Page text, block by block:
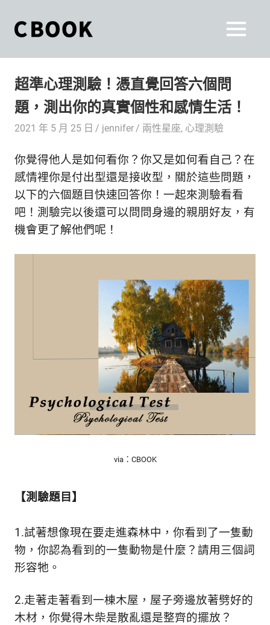
content
和
你
一
活
出
自
己
的
生
活
態
度
World.」
是
貼
近
你/
妳
生
活
雜
流、
星
奇
新
內
讓
獨
MENU
超準心理測驗！憑直覺回答六個問
題，測出你的真實個性和感情生活！
2021 年 5 月 25 日 jennifer 兩性星座, 心理測驗
你覺得他人是如何看你？你又是如何看自己？在
感情裡你是付出型還是接收型，關於這些問題，
以下的六個題目快速回答你！一起來測驗看看
吧！測驗完以後還可以問問身邊的親朋好友，有
機會更了解他們呢！
via：CBOOK
【測驗題目】
1.試著想像現在要走進森林中，你看到了一隻動
物，你認為看到的一隻動物是什麼？請用三個詞
形容牠。
2.走著走著看到一棟木屋，屋子旁邊放著劈好的
木材，你覺得木柴是散亂還是整齊的擺放？